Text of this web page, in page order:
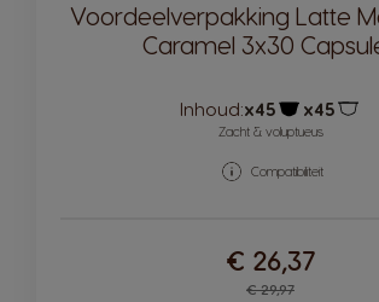
Voordeelverpakking Latte
Caramel 3x30
Inhoud:x45
Pictogram
x45
Zacht & voluptueus
Compatibiliteit
Regular Price
€ 29,97
€ 26,37